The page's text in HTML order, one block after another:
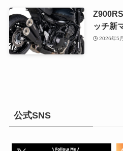
ッチ新
2026年5
公式SNS